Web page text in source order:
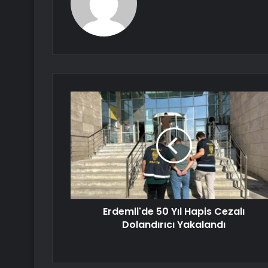
Erdemli'de 50 Yıl Hapis Cezalı
Dolandırıcı Yakalandı